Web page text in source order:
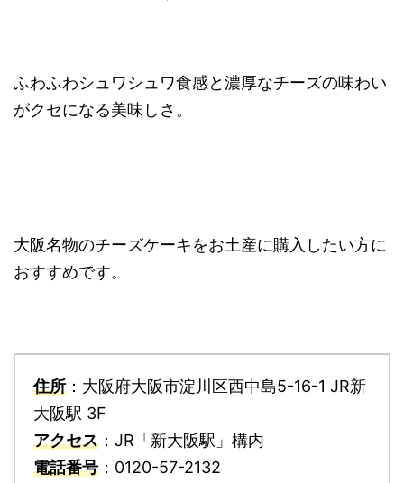
ふわふわシュワシュワ食感と濃厚なチーズの味わい
がクセになる美味しさ。
大阪名物のチーズケーキをお土産に購入したい方に
おすすめです。
住所 ：大阪府大阪市淀川区西中島5-16-1 JR新
大阪駅 3F
アクセス ：JR「新大阪駅」構内
電話番号 ：0120-57-2132